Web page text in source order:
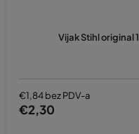
Vijak Stihl original
€1,84 bez PDV-a
€2,30